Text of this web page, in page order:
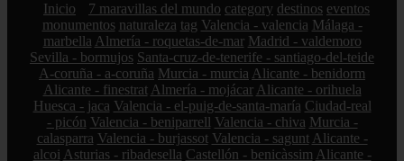
Inicio 7 maravillas del mundo category destinos eventos
monumentos naturaleza tag Valencia - valencia Málaga -
marbella Almería - roquetas-de-mar Madrid - valdemoro
Sevilla - bormujos Santa-cruz-de-tenerife - santiago-del-teide
A-coruña - a-coruña Murcia - murcia Alicante - benidorm
Alicante - finestrat Almería - mojácar Alicante - orihuela
Huesca - jaca Valencia - el-puig-de-santa-maría Ciudad-real
- picón Valencia - beniparrell Valencia - chiva Murcia -
calasparra Valencia - burjassot Valencia - sagunt Alicante -
alcoi Asturias - ribadesella Castellón - benicàssim Alicante -